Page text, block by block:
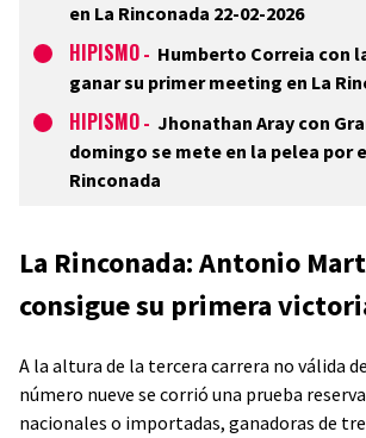
en La Rinconada 22-02-2026
HIPISMO - Humberto Correia con
ganar su primer meeting en La
HIPISMO - Jhonathan Aray con
domingo se mete en la pelea por
Rinconada
La Rinconada: Antonio
consigue su primera
A la altura de la tercera carrera no válida
número nueve se corrió una prueba
nacionales o importadas, ganadoras de